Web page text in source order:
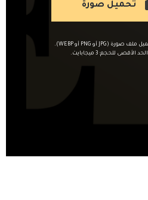
تحميل صورة
قم بتحميل ملف صورة (JPG أو PNG أو WEBP).
الحد الأقصى للحجم: 3 ميجابايت.